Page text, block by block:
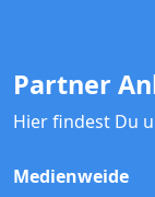
Partner
Hier findest Du
Medienweide